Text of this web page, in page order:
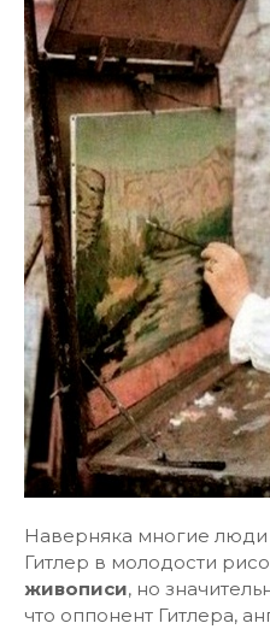
Наверняка многие
Гитлер в молодости
живописи, но
что оппонент Гитлера,